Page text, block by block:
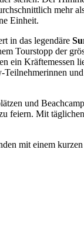
mehr
Einheit.
in das legendäre
Tourstopp der
Kräftemessen
und
feiern. Mit
mit einem